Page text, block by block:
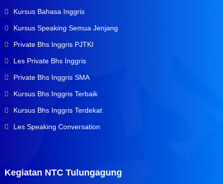
Kursus Bahasa Inggris
Kursus Speaking Semua Jenjang
Private Bhs Inggris PJTKI
Les Private Bhs Inggris
Private Bhs Inggris SMA
Kursus Bhs Inggris Terbaik
Kursus Bhs Inggris Terdekat
Les Speaking Conversation
Kegiatan NTC Tulungagung